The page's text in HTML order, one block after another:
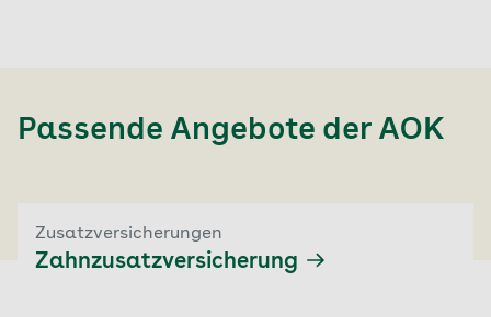
Passende Angebote der AOK
Zusatzversicherungen
Zahnzusatzversicherung